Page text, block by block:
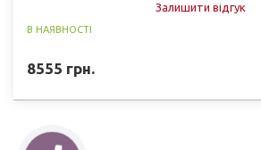
Залишити відгук
В НАЯВНОСТІ
8555 грн.